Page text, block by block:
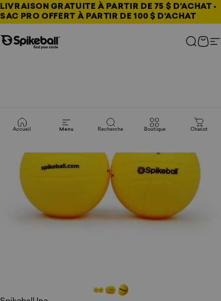
Passer au contenu
LIVRAISON GRATUITE À PARTIR DE 75 $ D'ACHAT •
SAC PRO OFFERT À PARTIR DE 100 $ D'ACHAT
Magasin Spikeball
Accueil Menu Recherche Boutique Chariot